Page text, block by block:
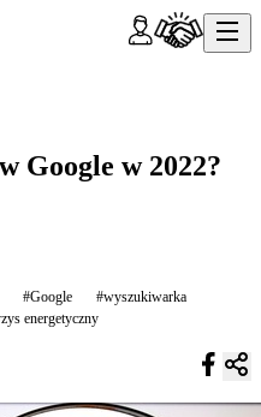
Google w 2022?
#Google
#wyszukiwarka
energetyczny